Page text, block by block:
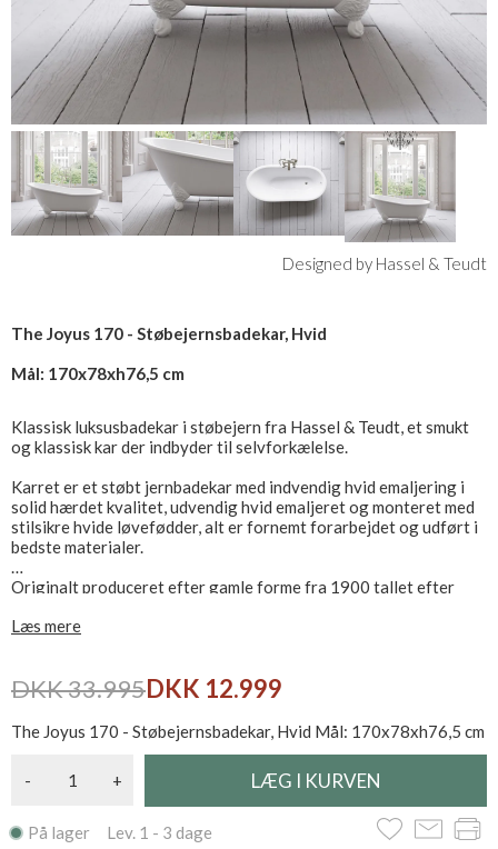
Designed by Hassel & Teudt
The Joyus 170 - Støbejernsbadekar, Hvid
Mål: 170x78xh76,5 cm
Klassisk luksusbadekar i støbejern fra Hassel & Teudt, et smukt
og klassisk kar der indbyder til selvforkælelse.
Karret er et støbt jernbadekar med indvendig hvid emaljering i
solid hærdet kvalitet, udvendig hvid emaljeret og monteret med
stilsikre hvide løvefødder, alt er fornemt forarbejdet og udført i
bedste materialer.
Originalt produceret efter gamle forme fra 1900 tallet efter
Læs mere
DKK 33.995DKK 12.999
The Joyus 170 - Støbejernsbadekar, Hvid Mål: 170x78xh76,5 cm
- +
På lager Lev. 1 - 3 dage